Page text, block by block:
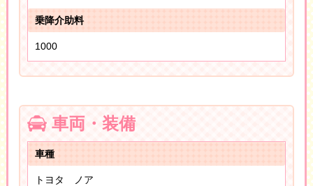
乗降介助料
1000
車両・装備
車種
トヨタ ノア